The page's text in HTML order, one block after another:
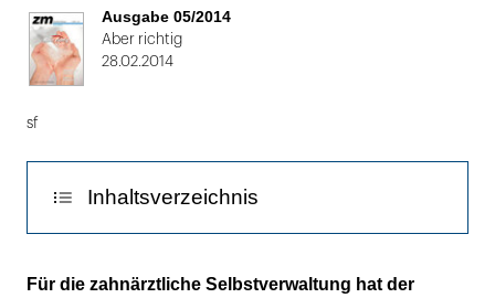
von
2:
Das
diskutierte
über
Patientendaten
Ausgabe 05/2014
Aber richtig
28.02.2014
sf
Inhaltsverzeichnis
Mehr Datensammelstellen
Für die zahnärztliche Selbstverwaltung hat der